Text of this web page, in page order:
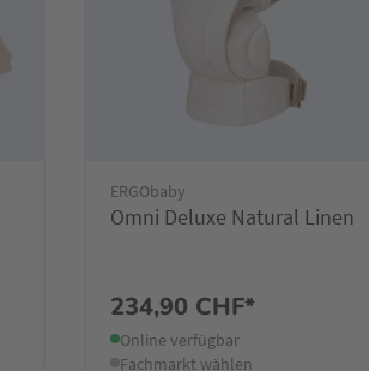
ERGObaby
Omni Deluxe Natural Linen
234,90 CHF*
Online verfügbar
Fachmarkt wählen